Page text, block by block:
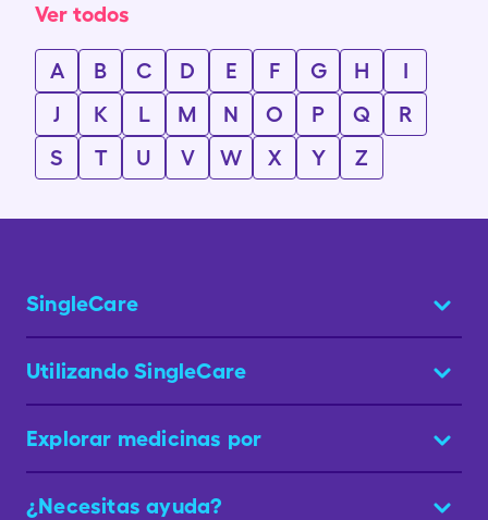
Ver todos
A B C D E F G H
I
J
K L M N O P Q
R
S
T U V W X Y Z
SingleCare
Utilizando SingleCare
Explorar medicinas por
¿Necesitas ayuda?